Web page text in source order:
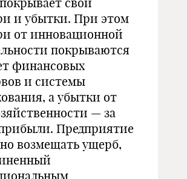
и убытки. При этом
от инновационной
покрываются
финансовых
и системы
а убытки от
— за
Предприятие
возмещать ущерб,